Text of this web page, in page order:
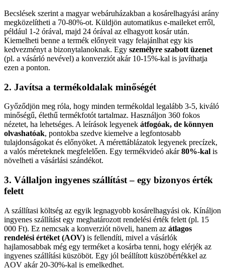
Becslések szerint a magyar webáruházakban a kosárelhagyási arány
megközelítheti a 70-80%-ot. Küldjön automatikus e-maileket erről,
például 1-2 órával, majd 24 órával az elhagyott kosár után.
Kiemelheti benne a termék előnyeit vagy felajánlhat egy kis
kedvezményt a bizonytalanoknak. Egy személyre szabott üzenet
(pl. a vásárló nevével) a konverziót akár 10-15%-kal is javíthatja
ezen a ponton.
2. Javítsa a termékoldalak minőségét
Győződjön meg róla, hogy minden termékoldal legalább 3-5, kiváló
minőségű, élethű termékfotót tartalmaz. Használjon 360 fokos
nézetet, ha lehetséges. A leírások legyenek átfogóak, de könnyen
olvashatóak, pontokba szedve kiemelve a legfontosabb
tulajdonságokat és előnyöket. A mérettáblázatok legyenek precízek,
a valós méreteknek megfelelően. Egy termékvideó akár80%-kal is
növelheti a vásárlási szándékot.
3. Vállaljon ingyenes szállítást – egy bizonyos érték
felett
A szállítasi költség az egyik legnagyobb kosárelhagyási ok. Kínáljon
ingyenes szállítást egy meghatározott rendelési érték felett (pl. 15
000 Ft). Ez nemcsak a konverziót növeli, hanem az átlagos
rendelési értéket (AOV) is fellendíti, mivel a vásárlók
hajlamosabbak még egy terméket a kosárba tenni, hogy elérjék az
ingyenes szállítási küszöböt. Egy jól beállított küszöbértékkel az
AOV akár 20-30%-kal is emelkedhet.